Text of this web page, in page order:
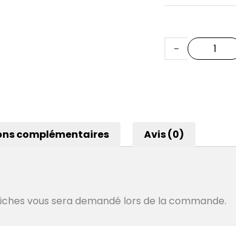
-
complémentaires Avis (0)
vous sera demandé lors de la commande.